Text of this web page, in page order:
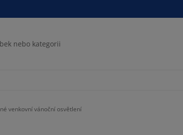
venkovní vánoční osvětlení